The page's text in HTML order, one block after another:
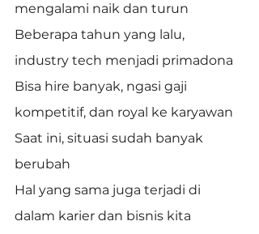
mengalami naik dan turun
Beberapa tahun yang lalu,
industry tech menjadi primadona
Bisa hire banyak, ngasi gaji
kompetitif, dan royal ke karyawan
Saat ini, situasi sudah banyak
berubah
Hal yang sama juga terjadi di
dalam karier dan bisnis kita